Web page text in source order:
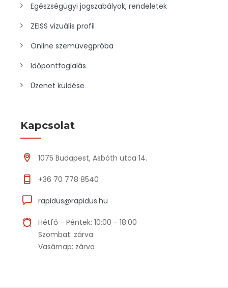
Egészségügyi jogszabályok, rendeletek
ZEISS vizuális profil
Online szemüvegpróba
Időpontfoglalás
Üzenet küldése
Kapcsolat
1075 Budapest, Asbóth utca 14.
+36 70 778 8540
rapidus@rapidus.hu
Hétfő - Péntek: 10:00 - 18:00
Szombat: zárva
Vasárnap: zárva